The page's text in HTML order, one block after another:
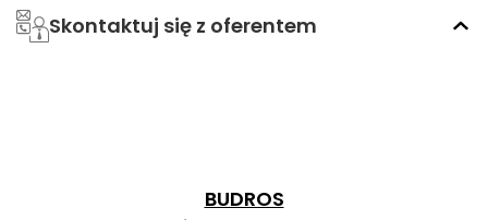
komfortem życia w prestiżowej lokalizacji Gdyni.
N30
119,
Skontaktuj się z oferentem
BUDROS